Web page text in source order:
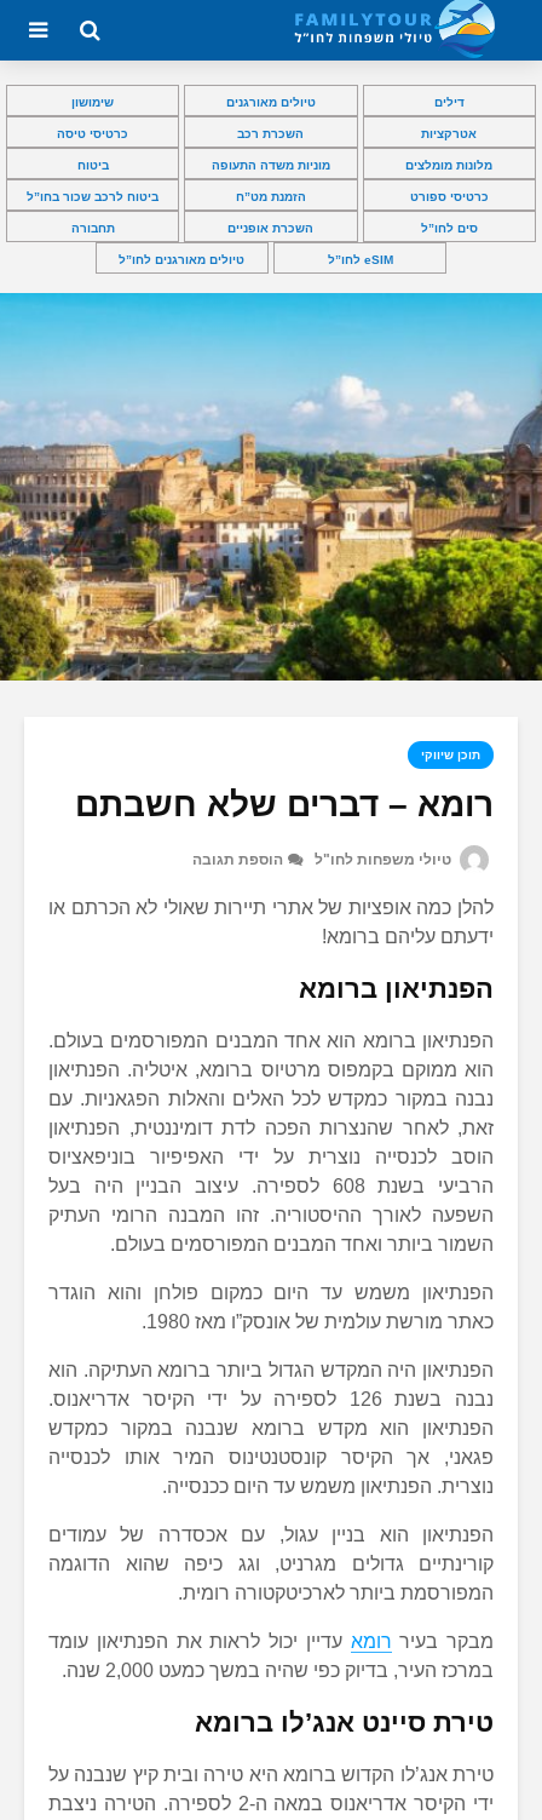
דילים טיולים מאורגנים שימושון
אטרקציות השכרת רכב כרטיסי טיסה
מלונות מומלצים מוניות משדה התעופה ביטוח
כרטיסי ספורט הזמנת מט”ח ביטוח לרכב שכור בחו”ל
סים לחו”ל השכרת אופניים תחבורה
eSIM לחו”ל טיולים מאורגנים לחו”ל
תוכן שיווקי
רומא – דברים שלא חשבתם
טיולי משפחות לחו"ל הוספת תגובה
להלן כמה אופציות של אתרי תיירות שאולי לא הכרתם או
ידעתם עליהם ברומא!
הפנתיאון ברומא
הפנתיאון ברומא הוא אחד המבנים המפורסמים בעולם.
הוא ממוקם בקמפוס מרטיוס ברומא, איטליה. הפנתיאון
נבנה במקור כמקדש לכל האלים והאלות הפגאניות. עם
זאת, לאחר שהנצרות הפכה לדת דומיננטית, הפנתיאון
הוסב לכנסייה נוצרית על ידי האפיפיור בוניפאציוס
הרביעי בשנת 608 לספירה. עיצוב הבניין היה בעל
השפעה לאורך ההיסטוריה. זהו המבנה הרומי העתיק
השמור ביותר ואחד המבנים המפורסמים בעולם.
הפנתיאון משמש עד היום כמקום פולחן והוא הוגדר
כאתר מורשת עולמית של אונסק”ו מאז 1980.
הפנתיאון היה המקדש הגדול ביותר ברומא העתיקה. הוא
נבנה בשנת 126 לספירה על ידי הקיסר אדריאנוס.
הפנתיאון הוא מקדש ברומא שנבנה במקור כמקדש
פגאני, אך הקיסר קונסטנטינוס המיר אותו לכנסייה
נוצרית. הפנתיאון משמש עד היום ככנסייה.
הפנתיאון הוא בניין עגול, עם אכסדרה של עמודים
קורינתיים גדולים מגרניט, וגג כיפה שהוא הדוגמה
המפורסמת ביותר לארכיטקטורה רומית.
מבקר בעיר רומא עדיין יכול לראות את הפנתיאון עומד
במרכז העיר, בדיוק כפי שהיה במשך כמעט 2,000 שנה.
טירת סיינט אנג’לו ברומא
טירת אנג’לו הקדוש ברומא היא טירה ובית קיץ שנבנה על
ידי הקיסר אדריאנוס במאה ה-2 לספירה. הטירה ניצבת